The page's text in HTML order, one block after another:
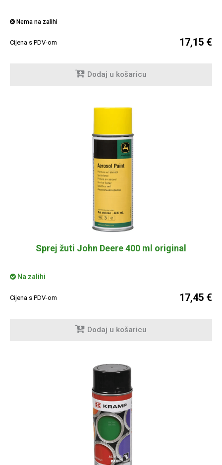
Nema na zalihi
Cijena s PDV-om 17,15 €
Dodaj u košaricu
Sprej žuti John Deere 400 ml original
Na zalihi
Cijena s PDV-om 17,45 €
Dodaj u košaricu